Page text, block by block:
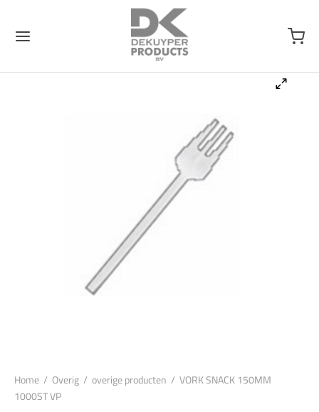
Home / Overig / overige producten / VORK SNACK 150MM
1000ST VP